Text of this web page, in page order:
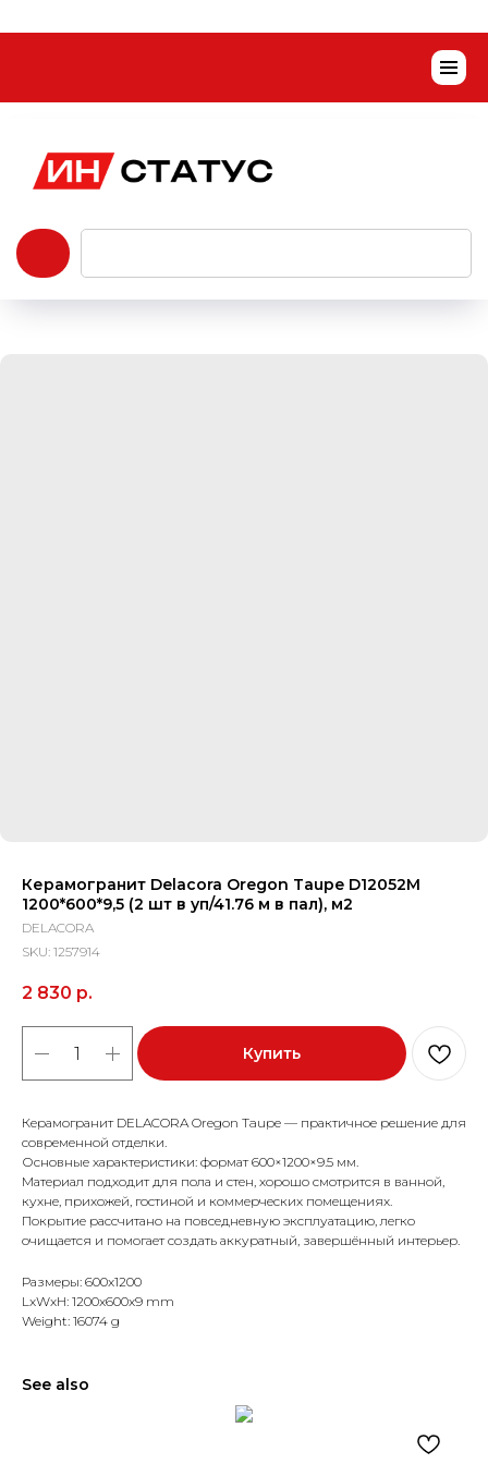
Керамогранит Delacora Oregon Taupe D12052M
1200*600*9,5 (2 шт в уп/41.76 м в пал), м2
DELACORA
SKU: 1257914
2 830 р.
Купить
Керамогранит DELACORA Oregon Taupe — практичное решение для
современной отделки.
Основные характеристики: формат 600×1200×9.5 мм.
Материал подходит для пола и стен, хорошо смотрится в ванной,
кухне, прихожей, гостиной и коммерческих помещениях.
Покрытие рассчитано на повседневную эксплуатацию, легко
очищается и помогает создать аккуратный, завершённый интерьер.
Размеры: 600x1200
LxWxH: 1200x600x9 mm
Weight: 16074 g
See also